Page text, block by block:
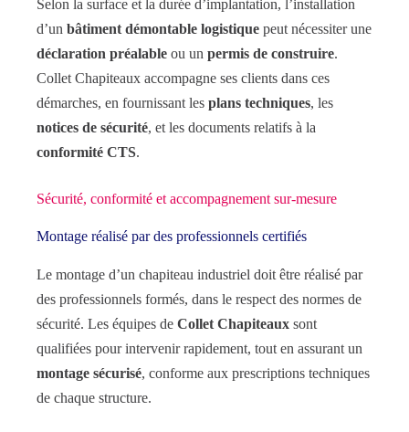
Selon la surface et la durée d’implantation, l’installation
d’un bâtiment démontable logistique peut nécessiter une
déclaration préalable ou un permis de construire.
Collet Chapiteaux accompagne ses clients dans ces
démarches, en fournissant les plans techniques, les
notices de sécurité, et les documents relatifs à la
conformité CTS.
Sécurité, conformité et accompagnement sur-mesure
Montage réalisé par des professionnels certifiés
Le montage d’un chapiteau industriel doit être réalisé par
des professionnels formés, dans le respect des normes de
sécurité. Les équipes de Collet Chapiteaux sont
qualifiées pour intervenir rapidement, tout en assurant un
montage sécurisé, conforme aux prescriptions techniques
de chaque structure.